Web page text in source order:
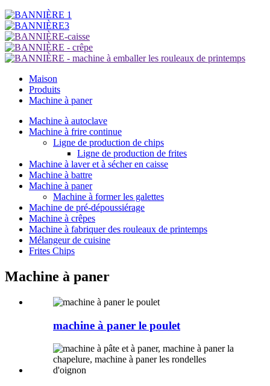
Maison
Produits
Machine à paner
Machine à autoclave
Machine à frire continue
Ligne de production de chips
Ligne de production de frites
Machine à laver et à sécher en caisse
Machine à battre
Machine à paner
Machine à former les galettes
Machine de pré-dépoussiérage
Machine à crêpes
Machine à fabriquer des rouleaux de printemps
Mélangeur de cuisine
Frites Chips
Machine à paner
machine à paner le poulet